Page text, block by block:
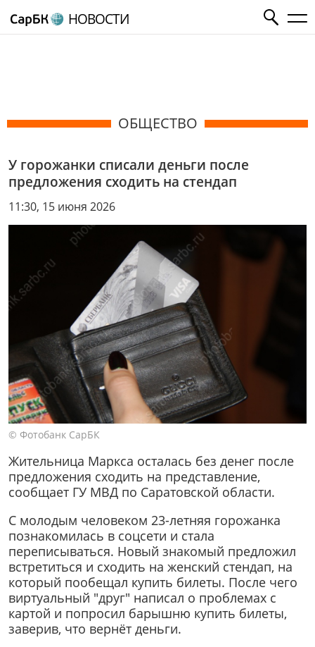
НОВОСТИ
ОБЩЕСТВО
У горожанки списали деньги после
предложения сходить на стендап
11:30, 15 июня 2026
© Фотобанк СарБК
Жительница Маркса осталась без денег после
предложения сходить на представление,
сообщает ГУ МВД по Саратовской области.
С молодым человеком 23-летняя горожанка
познакомилась в соцсети и стала
переписываться. Новый знакомый предложил
встретиться и сходить на женский стендап, на
который пообещал купить билеты. После чего
виртуальный "друг" написал о проблемах с
картой и попросил барышню купить билеты,
заверив, что вернёт деньги.